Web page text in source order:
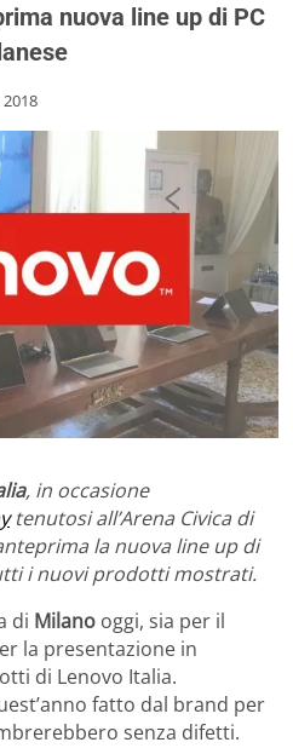
nuova line up di PC
, in occasione
tenutosi all’Arena Civica di
la nuova line up di
i nuovi prodotti mostrati.
di Milano oggi, sia per il
la presentazione in
di Lenovo Italia.
fatto dal brand per
senza difetti.